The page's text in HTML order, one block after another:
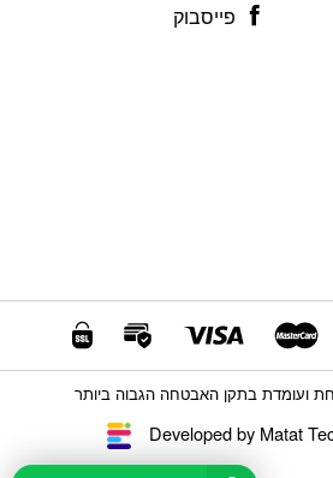
פייסבוק
Developed by Matat
ועומדת בתקן האבטחה הגבוה ביותר